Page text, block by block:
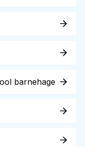
barnehage